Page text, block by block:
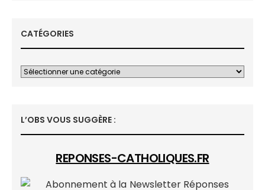
CATÉGORIES
L’OBS VOUS SUGGÈRE :
REPONSES-CATHOLIQUES.FR